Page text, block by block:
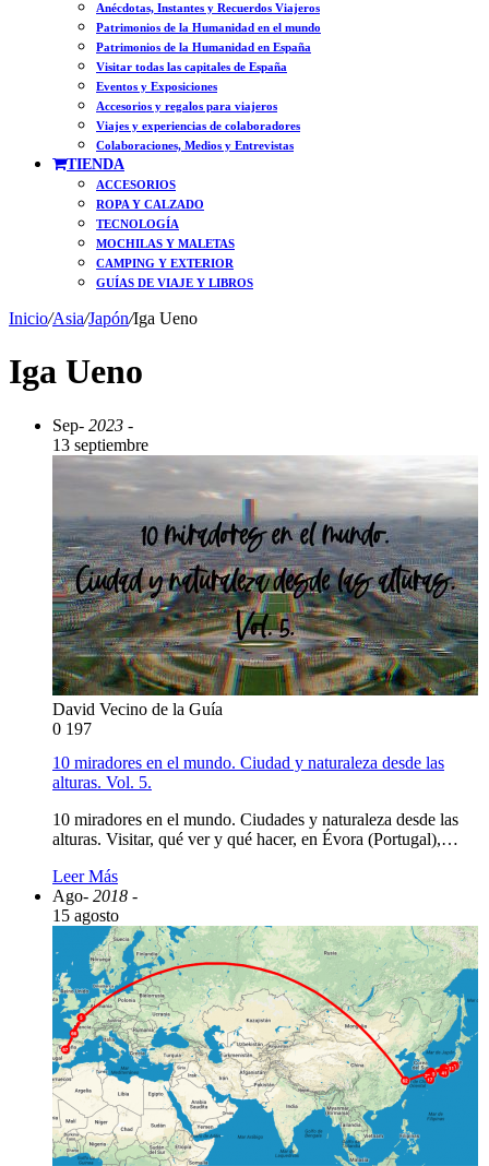
Anécdotas, Instantes y Recuerdos Viajeros
Patrimonios de la Humanidad en el mundo
Patrimonios de la Humanidad en España
Visitar todas las capitales de España
Eventos y Exposiciones
Accesorios y regalos para viajeros
Viajes y experiencias de colaboradores
Colaboraciones, Medios y Entrevistas
TIENDA
ACCESORIOS
ROPA Y CALZADO
TECNOLOGÍA
MOCHILAS Y MALETAS
CAMPING Y EXTERIOR
GUÍAS DE VIAJE Y LIBROS
Inicio/Asia/Japón/Iga Ueno
Iga Ueno
Sep- 2023 -
13 septiembre
David Vecino de la Guía
0 197
10 miradores en el mundo. Ciudad y naturaleza desde las
alturas. Vol. 5.
10 miradores en el mundo. Ciudades y naturaleza desde las
alturas. Visitar, qué ver y qué hacer, en Évora (Portugal),…
Leer Más
Ago- 2018 -
15 agosto